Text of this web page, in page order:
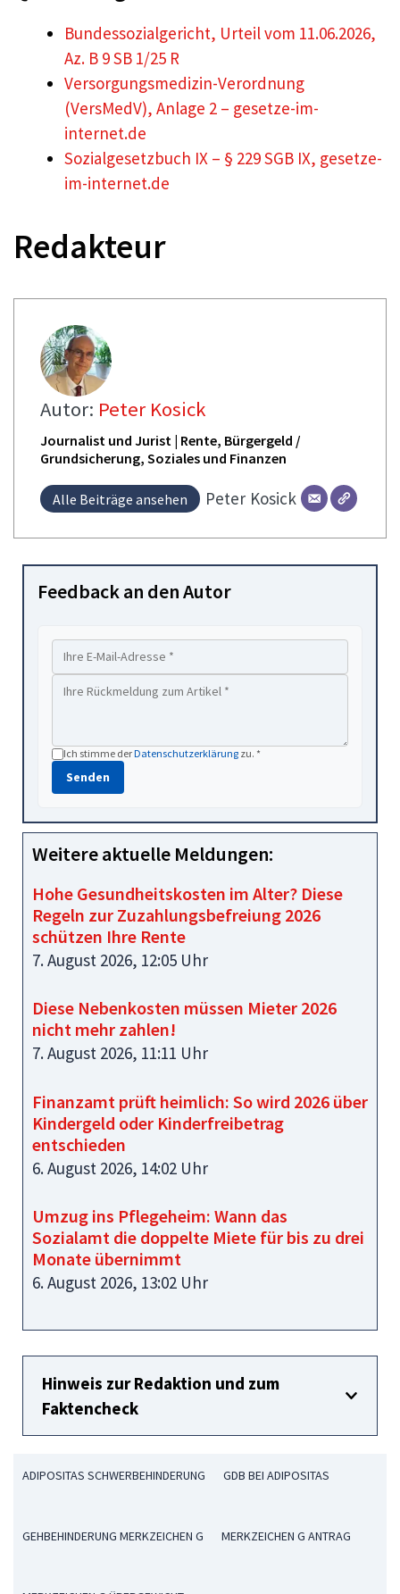
Bundessozialgericht, Urteil vom 11.06.2026,
Az. B 9 SB 1/25 R
Versorgungsmedizin-Verordnung
(VersMedV), Anlage 2 – gesetze-im-
internet.de
Sozialgesetzbuch IX – § 229 SGB IX, gesetze-
im-internet.de
Redakteur
Autor: Peter Kosick
Journalist und Jurist | Rente, Bürgergeld /
Grundsicherung, Soziales und Finanzen
Alle Beiträge ansehen Peter Kosick
Feedback an den Autor
Ich stimme derDatenschutzerklärung zu. *
Senden
Weitere aktuelle Meldungen:
Hohe Gesundheitskosten im Alter? Diese
Regeln zur Zuzahlungsbefreiung 2026
schützen Ihre Rente
7. August 2026, 12:05 Uhr
Diese Nebenkosten müssen Mieter 2026
nicht mehr zahlen!
7. August 2026, 11:11 Uhr
Finanzamt prüft heimlich: So wird 2026 über
Kindergeld oder Kinderfreibetrag
entschieden
6. August 2026, 14:02 Uhr
Umzug ins Pflegeheim: Wann das
Sozialamt die doppelte Miete für bis zu drei
Monate übernimmt
6. August 2026, 13:02 Uhr
Hinweis zur Redaktion und zum
Faktencheck
ADIPOSITAS SCHWERBEHINDERUNG GDB BEI ADIPOSITAS
GEHBEHINDERUNG MERKZEICHEN G MERKZEICHEN G ANTRAG